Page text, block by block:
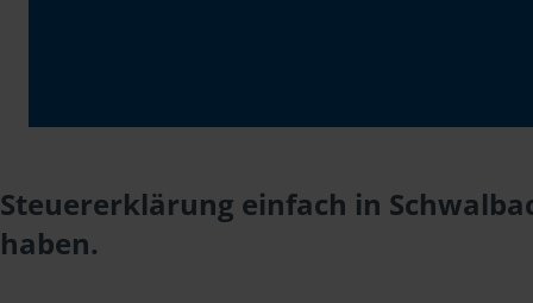
Steuererklärung einfach in
haben.